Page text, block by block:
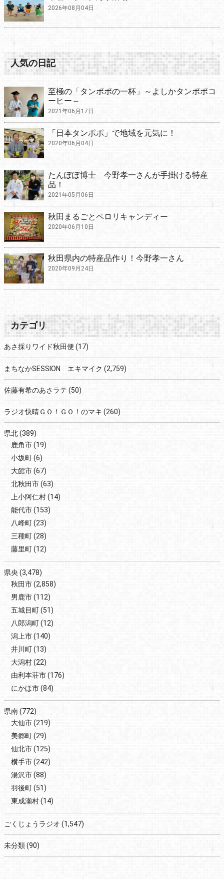
2026年08月04日
人気の日記
至極の「タンポポの一杯」～よしかタンポポコ
ーヒー～
2021年06月17日
「日本タンポポ」で地域を元気に！
2020年06月04日
たんぽぽ博士 今野孝一さんが手掛ける特産
品！
2021年05月06日
秋田まるごとペロリキャンディー
2020年06月10日
秋田県内の特産品作り！今野孝一さん
2020年09月24日
カテゴリ
あさ採りワイド秋田便 (17)
まちなかSESSION エキマイク (2,759)
佐藤有希のあさラテ (50)
ラジオ快晴ＧＯ！ＧＯ！のマキ (260)
県北(389)
鹿角市(19)
小坂町(6)
大館市(67)
北秋田市(63)
上小阿仁村(14)
能代市(153)
八峰町(23)
三種町(28)
藤里町(12)
県央(3,478)
秋田市(2,858)
男鹿市(112)
五城目町(51)
八郎潟町(12)
潟上市(140)
井川町(13)
大潟村(22)
由利本荘市(176)
にかほ市(84)
県南(772)
大仙市(219)
美郷町(29)
仙北市(125)
横手市(242)
湯沢市(88)
羽後町(51)
東成瀬村(14)
ごくじょうラジオ (1,547)
未分類(90)